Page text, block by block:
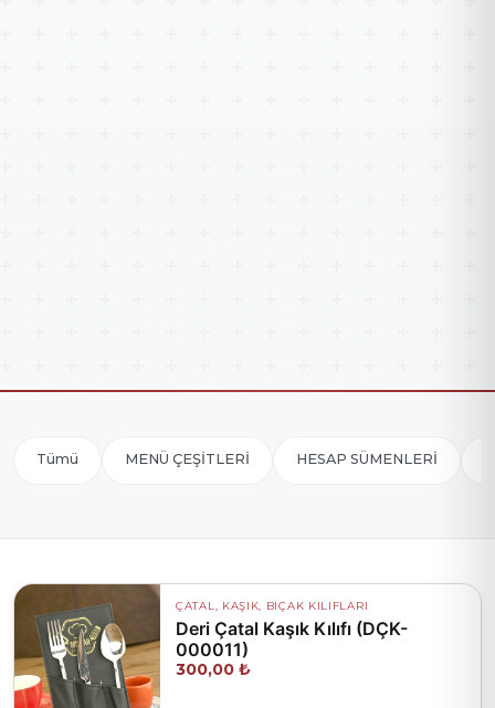
Tümü MENÜ ÇEŞİTLERİ HESAP SÜMENLERİ
ÇATAL, KAŞIK, BIÇAK KILIFLARI
Deri Çatal Kaşık Kılıfı (DÇK-
000011)
300,00 ₺